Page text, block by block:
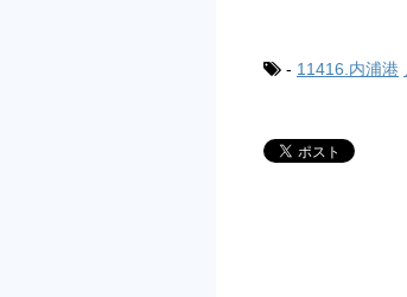
- 11416.内浦港